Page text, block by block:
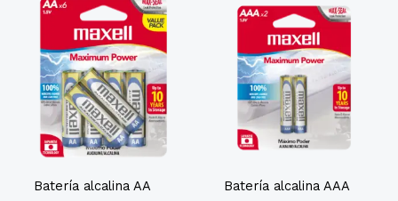
Batería alcalina AA
Batería alcalina AAA